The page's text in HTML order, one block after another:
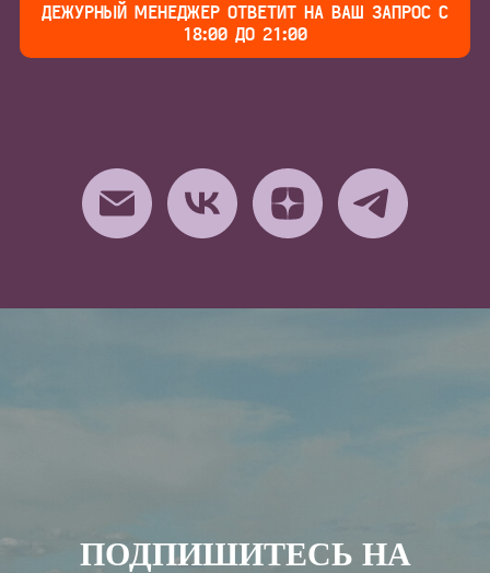
ДЕЖУРНЫЙ МЕНЕДЖЕР ОТВЕТИТ НА ВАШ ЗАПРОС С
18:00 ДО 21:00
ПОДПИШИТЕСЬ НА